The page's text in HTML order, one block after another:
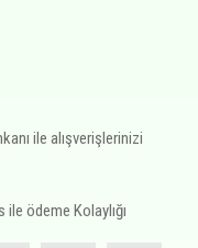
ile alışverişlerinizi
ödeme Kolaylığı